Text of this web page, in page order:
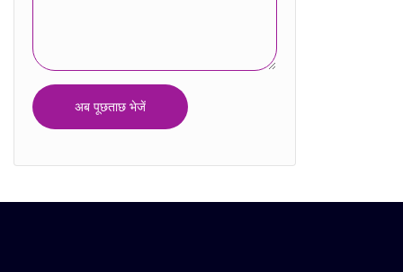
अब पूछताछ भेजें